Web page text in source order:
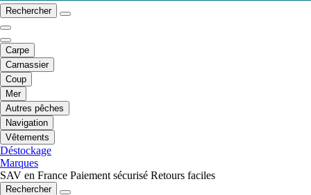
Rechercher
Carpe
Carnassier
Coup
Mer
Autres pêches
Navigation
Vêtements
Déstockage
Marques
SAV en France Paiement sécurisé Retours faciles
Rechercher